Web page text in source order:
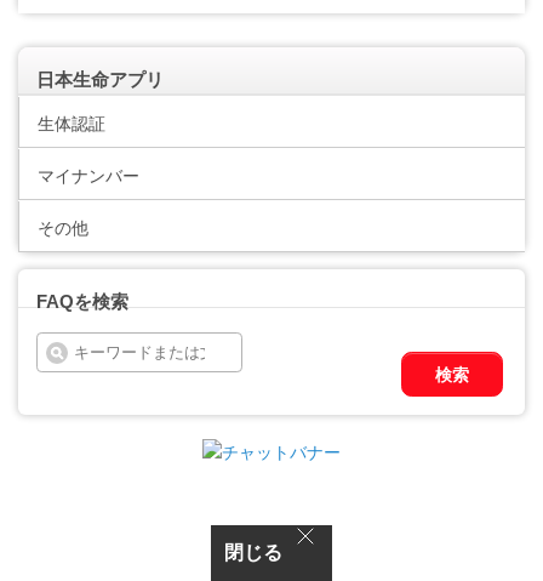
日本生命アプリ
生体認証
マイナンバー
その他
FAQを検索
検索
閉じる